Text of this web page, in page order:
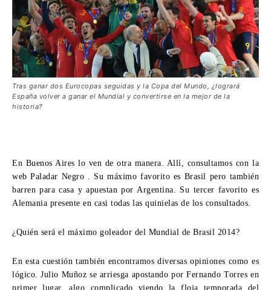
Tras ganar dos Eurocopas seguidas y la Copa del Mundo, ¿logrará
España volver a ganar el Mundial y convertirse en la mejor de la
historia?
En Buenos Aires lo ven de otra manera. Allí, consultamos con la
webPaladar Negro . Su máximo favorito es Brasil pero también
barren para casa y apuestan por Argentina. Su tercer favorito es
Alemania presente en casi todas las quinielas de los consultados.
¿Quién será el máximo goleador del Mundial de Brasil 2014?
En esta cuestión también encontramos diversas opiniones como es
lógico. Julio Muñoz se arriesga apostando por Fernando Torres en
primer lugar, algo complicado viendo la floja temporada del